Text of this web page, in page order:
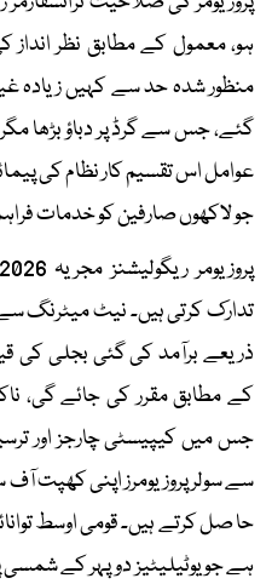
ہو، معمول کے مطابق نظر انداز
منظور شدہ حد سے کہیں زیادہ
گئے، جس سے گرڈ پر دباؤ بڑھا
عوامل اس تقسیم کار نظام کی
جو لاکھوں صارفین کو خدمات
تدارک کرتی ہیں۔ نیٹ
ذریعے برآمد کی گئی بجلی
کے مطابق مقرر کی جائے گی،
جس میں کیپیسٹی چارجز اور
سے سولر پروزیومرز اپنی کھپت
حا صل کرتے ہیں۔ قومی اوسط
ہے جو یوٹیلیٹیز دوپہر کے شمسی